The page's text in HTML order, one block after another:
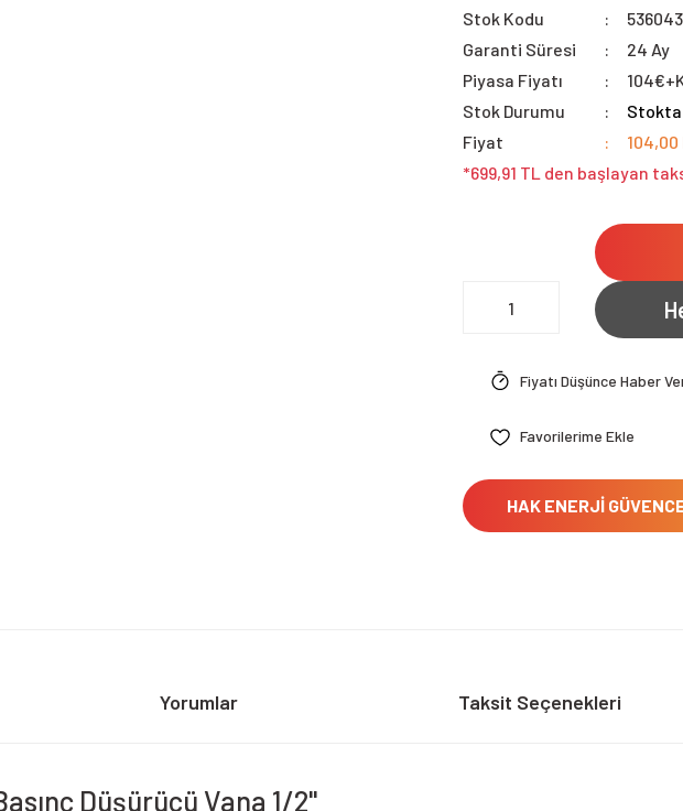
Stok Kodu
Garanti Süresi
24 Ay
Piyasa Fiyatı
Stok Durumu
Stokta
Fiyat
104,00
*699,91 TL den başlayan
Fiyatı Düşünce Haber
HAK ENERJİ
Yorumlar Taksit Seçenekleri
Düşürücü Vana 1/2"